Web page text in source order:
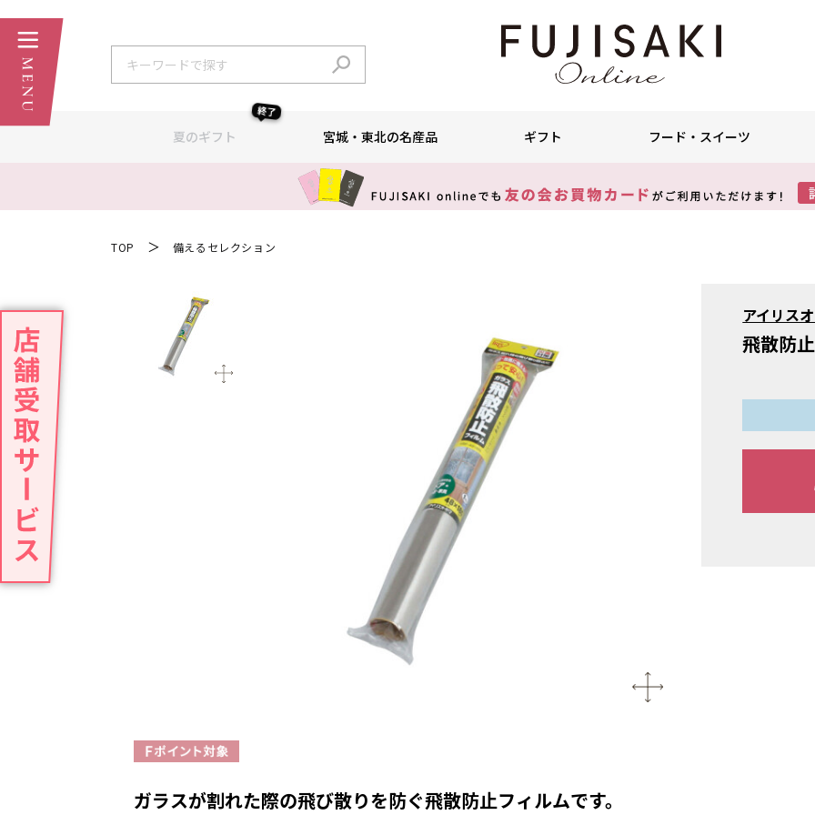
夏のギフト
終了
宮城・東北の名産品 ギフト フード・スイーツ
TOP ＞ 備えるセレクション
ガラスが割れた際の飛び散りを防ぐ飛散防止フィルムです。
アイリス
飛散防